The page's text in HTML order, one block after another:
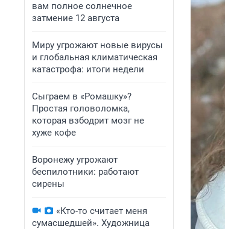
вам полное солнечное
затмение 12 августа
Миру угрожают новые вирусы
и глобальная климатическая
катастрофа: итоги недели
Сыграем в «Ромашку»?
Простая головоломка,
которая взбодрит мозг не
хуже кофе
Воронежу угрожают
беспилотники: работают
сирены
«Кто-то считает меня
сумасшедшей». Художница